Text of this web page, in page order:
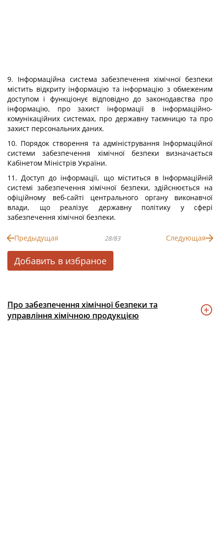
9. Інформаційна система забезпечення хімічної безпеки
містить відкриту інформацію та інформацію з обмеженим
доступом і функціонує відповідно до законодавства про
інформацію, про захист інформації в інформаційно-
комунікаційних системах, про державну таємницю та про
захист персональних даних.
10. Порядок створення та адміністрування Інформаційної
системи забезпечення хімічної безпеки визначається
Кабінетом Міністрів України.
11. Доступ до інформації, що міститься в Інформаційній
системі забезпечення хімічної безпеки, здійснюється на
офіційному веб-сайті центрального органу виконавчої
влади, що реалізує державну політику у сфері
забезпечення хімічної безпеки.
Предыдущая 28/83 Следующая
Добавить в избраное
Про забезпечення хімічної безпеки та
управління хімічною продукцією